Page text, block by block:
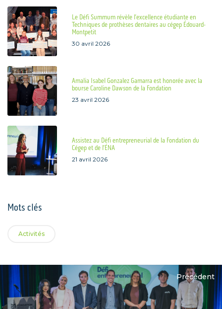
Le Défi Summum révèle l’excellence étudiante en
Techniques de prothèses dentaires au cégep Édouard-
Montpetit
30 avril 2026
Amalia Isabel Gonzalez Gamarra est honorée avec la
bourse Caroline Dawson de la Fondation
23 avril 2026
Assistez au Défi entrepreneurial de la Fondation du
Cégep et de l’ÉNA
21 avril 2026
Mots clés
Activités
Précédent